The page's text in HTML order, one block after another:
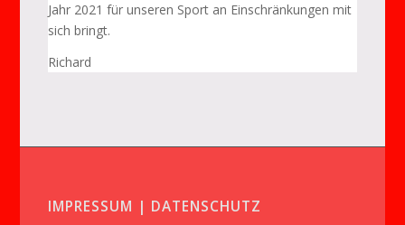
Jahr 2021 für unseren Sport an Einschränkungen mit
sich bringt.
Richard
IMPRESSUM | DATENSCHUTZ